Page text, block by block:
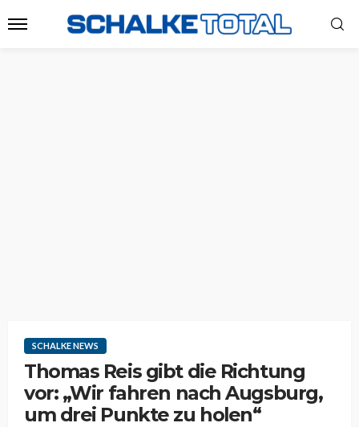
SCHALKE NEWS
Thomas Reis gibt die Richtung
vor: „Wir fahren nach Augsburg,
um drei Punkte zu holen“